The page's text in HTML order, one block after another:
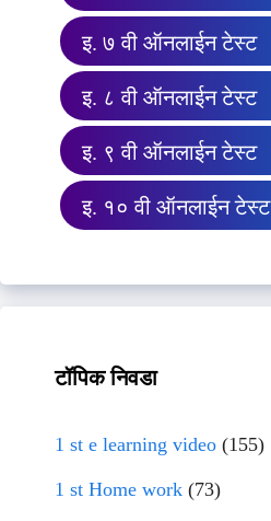
इ. ७ वी ऑनलाईन टेस्ट
इ. ८ वी ऑनलाईन टेस्ट
इ. ९ वी ऑनलाईन टेस्ट
इ. १० वी ऑनलाईन टेस्ट
टॉपिक निवडा
1 st e learning video (155)
1 st Home work (73)